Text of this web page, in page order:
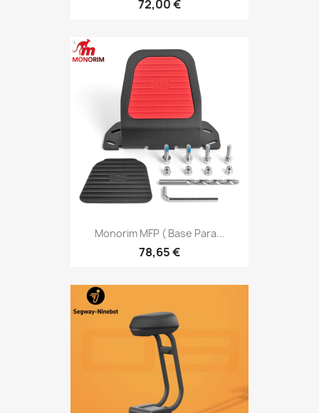
72,00 €
Monorim MFP ( Base Para...
78,65 €